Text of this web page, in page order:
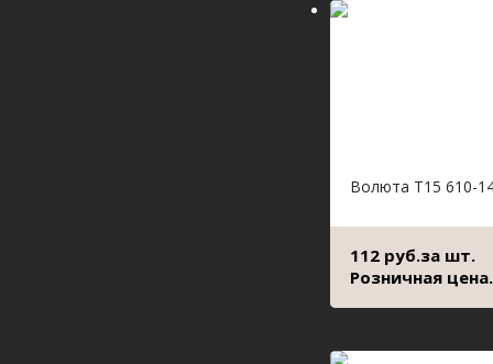
Волюта Т15 610-
112 руб.за шт.
Розничная цена.